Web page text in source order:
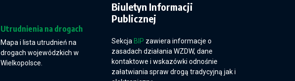
Utrudnienia na drogach
Mapa i lista utrudnień na
drogach wojewódzkich w
Wielkopolsce.
Biuletyn Informacji
Publicznej
Sekcja BIP zawiera informacje o
zasadach działania WZDW, dane
kontaktowe i wskazówki odnośnie
załatwiania spraw drogą tradycyjną jak i